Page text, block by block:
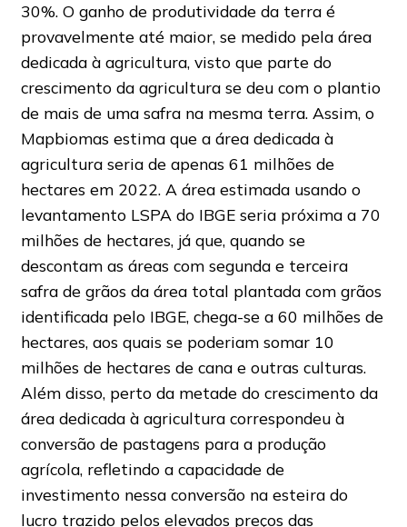
30%. O ganho de produtividade da terra é
provavelmente até maior, se medido pela área
dedicada à agricultura, visto que parte do
crescimento da agricultura se deu com o plantio
de mais de uma safra na mesma terra. Assim, o
Mapbiomas estima que a área dedicada à
agricultura seria de apenas 61 milhões de
hectares em 2022. A área estimada usando o
levantamento LSPA do IBGE seria próxima a 70
milhões de hectares, já que, quando se
descontam as áreas com segunda e terceira
safra de grãos da área total plantada com grãos
identificada pelo IBGE, chega-se a 60 milhões de
hectares, aos quais se poderiam somar 10
milhões de hectares de cana e outras culturas.
Além disso, perto da metade do crescimento da
área dedicada à agricultura correspondeu à
conversão de pastagens para a produção
agrícola, refletindo a capacidade de
investimento nessa conversão na esteira do
lucro trazido pelos elevados preços das